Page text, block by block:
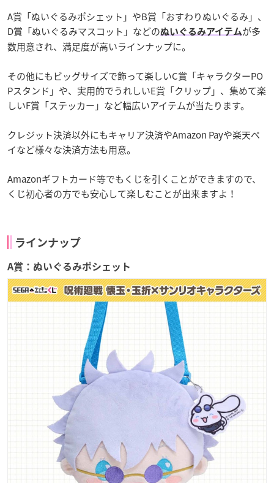
A賞「ぬいぐるみポシェット」やB賞「おすわりぬいぐるみ」、
D賞「ぬいぐるみマスコット」などのぬいぐるみアイテムが多
数用意され、満足度が高いラインナップに。
その他にもビッグサイズで飾って楽しいC賞「キャラクターPO
Pスタンド」や、実用的でうれしいE賞「クリップ」、集めて楽
しいF賞「ステッカー」など幅広いアイテムが当たります。
クレジット決済以外にもキャリア決済やAmazon Payや楽天ペ
イなど様々な決済方法も用意。
Amazonギフトカード等でもくじを引くことができますので、
くじ初心者の方でも安心して楽しむことが出来ますよ！
ラインナップ
A賞：ぬいぐるみポシェット